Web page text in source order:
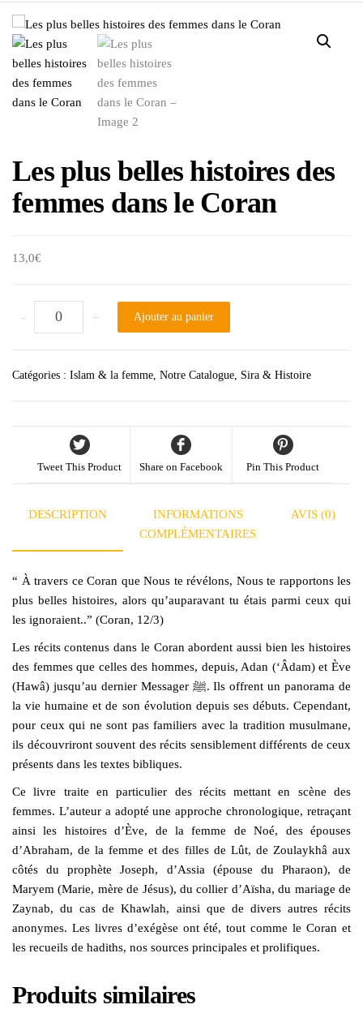
Les plus belles histoires des
femmes dans le Coran
13,0€
- quantité de Les plus belles histoires des femmes dans le Coran
+ Ajouter au panier
Catégories : Islam & la femme Notre Catalogue Sira & Histoire
Tweet This Product Share on Facebook Pin This Product
DESCRIPTION
INFORMATIONS
COMPLÉMENTAIRES
AVIS (0)
“ À travers ce Coran que Nous te révélons, Nous te rapportons les
plus belles histoires, alors qu’auparavant tu étais parmi ceux qui
les ignoraient..” (Coran, 12/3)
Les récits contenus dans le Coran abordent aussi bien les histoires
des femmes que celles des hommes, depuis, Adan (‘Âdam) et Ève
(Hawâ) jusqu’au dernier Messager ﷺ. Ils offrent un panorama de
la vie humaine et de son évolution depuis ses débuts. Cependant,
pour ceux qui ne sont pas familiers avec la tradition musulmane,
ils découvriront souvent des récits sensiblement différents de ceux
présents dans les textes bibliques.
Ce livre traite en particulier des récits mettant en scène des
femmes. L’auteur a adopté une approche chronologique, retraçant
ainsi les histoires d’Ève, de la femme de Noé, des épouses
d’Abraham, de la femme et des filles de Lût, de Zoulaykhâ aux
côtés du prophète Joseph, d’Assia (épouse du Pharaon), de
Maryem (Marie, mère de Jésus), du collier d’Aïsha, du mariage de
Zaynab, du cas de Khawlah, ainsi que de divers autres récits
anonymes. Les livres d’exégèse ont été, tout comme le Coran et
les recueils de hadiths, nos sources principales et prolifiques.
Produits similaires